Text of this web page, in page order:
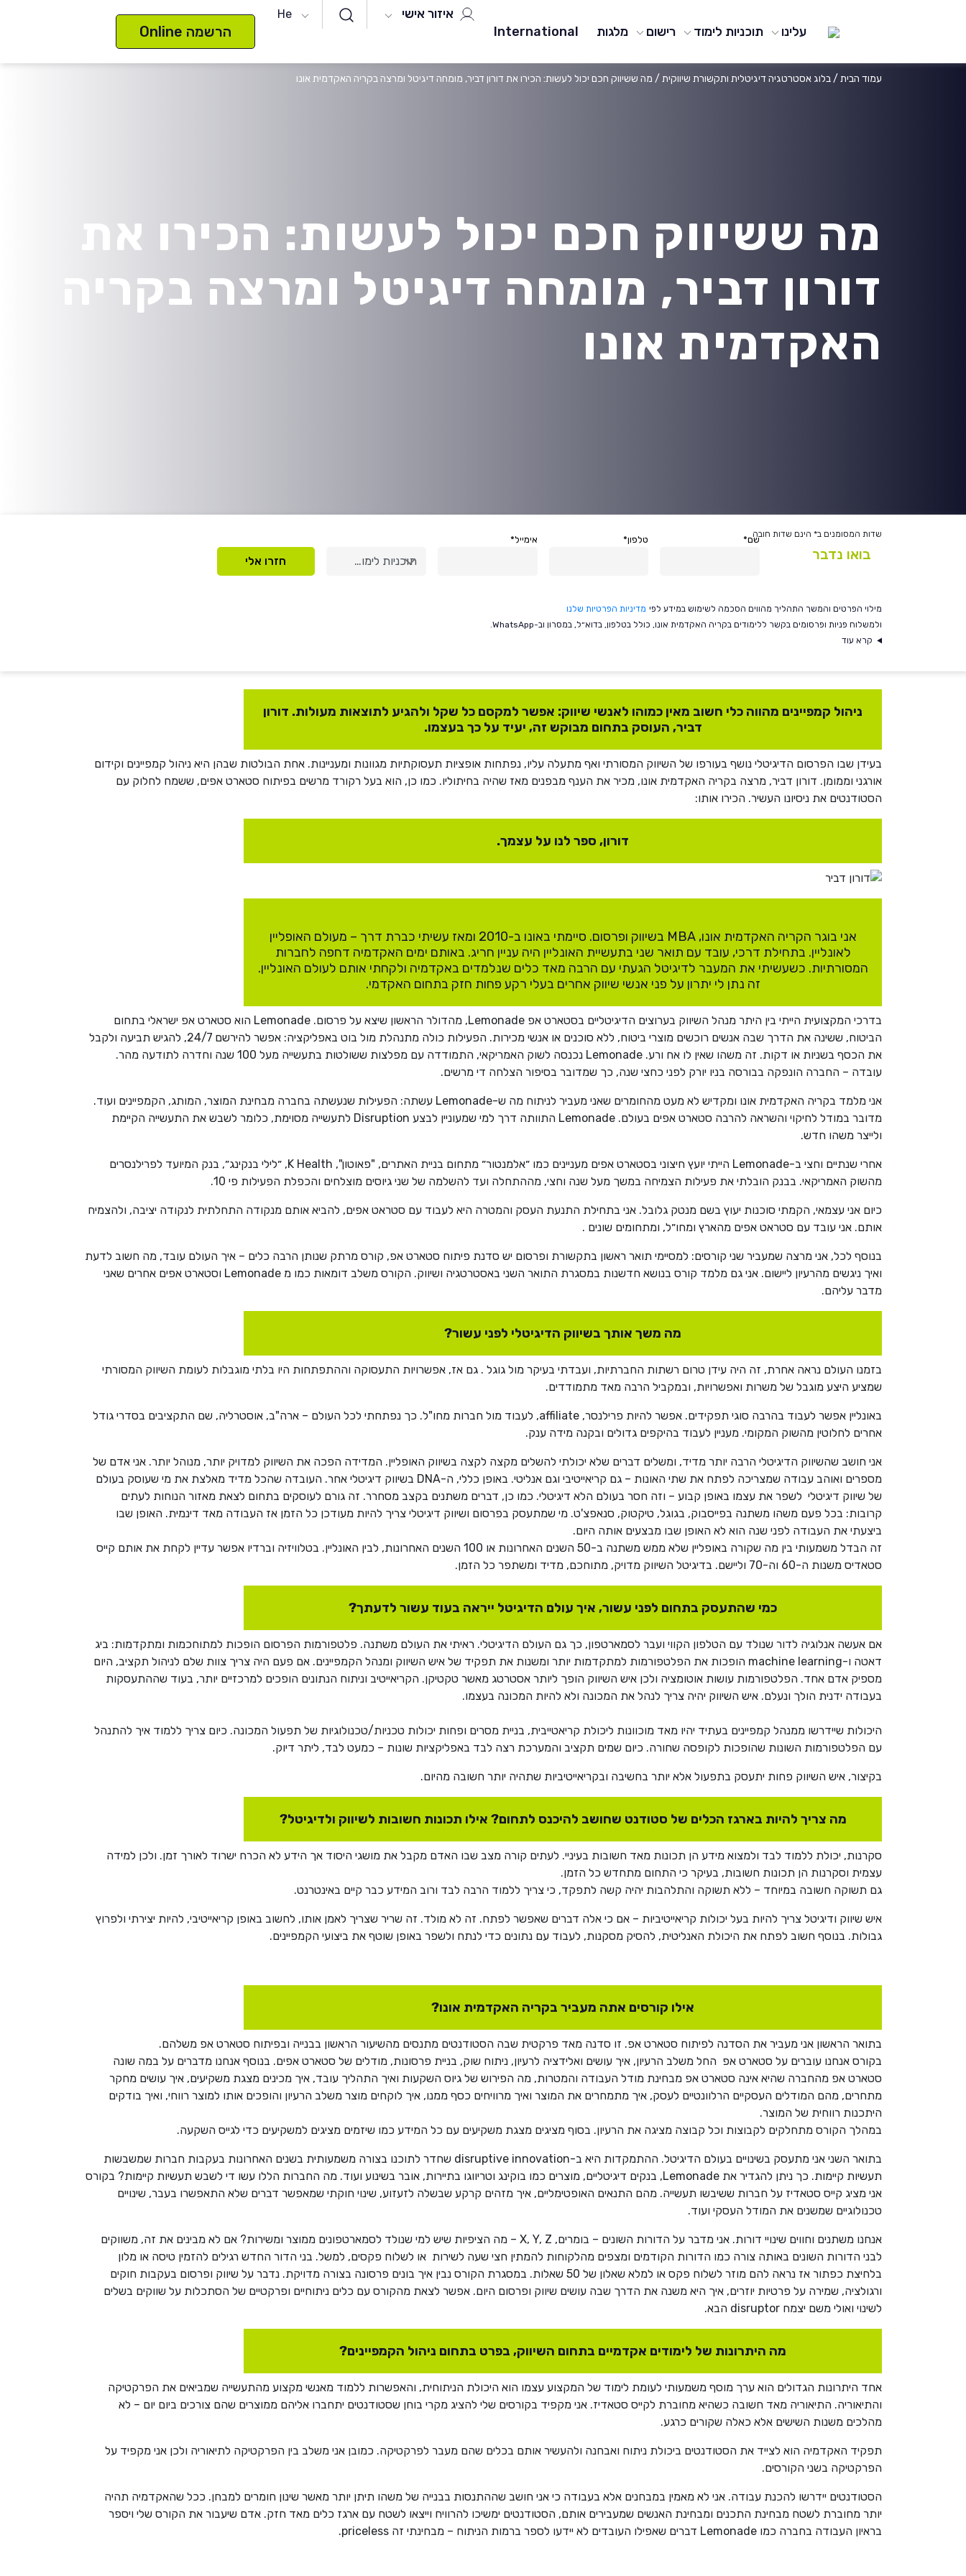
עלינו תוכניות לימוד רישום מלגות International
איזור אישי He
הרשמה Online
עמוד הבית /בלוג אסטרטגיה דיגיטלית ותקשורת שיווקית / מה ששיווק חכם יכול לעשות: הכירו את דורון דביר, מומחה דיגיטל ומרצה בקריה האקדמית אונו
מה ששיווק חכם יכול לעשות: הכירו את
דורון דביר, מומחה דיגיטל ומרצה בקריה
האקדמית אונו
בואו נדבר
שדות המסומנים ב* הינם שדות חובה
בואו נדבר
שם* טלפון* אימייל*
תוכניות לימוד* חזרו אלי
מילוי הפרטים והמשך התהליך מהווים הסכמה לשימוש במידע לפי מדיניות הפרטיות שלנו
ולמשלוח פניות ופרסומים בקשר ללימודים בקריה האקדמית אונו, כולל בטלפון, בדוא״ל, במסרון וב-WhatsApp.
קרא עוד
ניהול קמפיינים מהווה כלי חשוב מאין כמוהו לאנשי שיווק: אפשר למקסם כל שקל ולהגיע לתוצאות מעולות. דורון
דביר, העוסק בתחום מבוקש זה, יעיד על כך בעצמו.
בעידן שבו הפרסום הדיגיטלי נושף בעורפו של השיווק המסורתי ואף מתעלה עליו, נפתחות אופציות תעסוקתיות מגוונות ומעניינות. אחת הבולטות שבהן היא ניהול קמפיינים וקידום
אורגני וממומן. דורון דביר, מרצה בקריה האקדמית אונו, מכיר את הענף מבפנים מאז שהיה בחיתוליו. כמו כן, הוא בעל רקורד מרשים בפיתוח סטארט אפים, ששמח לחלוק עם
הסטודנטים את ניסיונו העשיר. הכירו אותו:
דורון, ספר לנו על עצמך.
אני בוגר הקריה האקדמית אונו, MBA בשיווק ופרסום. סיימתי באונו ב-2010 ומאז עשיתי כברת דרך – מעולם האופליין
לאונליין. בתחילת דרכי, עובד עם תואר שני בתעשיית האונליין היה עניין חריג. באותם ימים האקדמיה דחפה לחברות
המסורתיות. כשעשיתי את המעבר לדיגיטל הגעתי עם הרבה מאד כלים שנלמדים באקדמיה ולקחתי אותם לעולם האונליין.
זה נתן לי יתרון על פני אנשי שיווק אחרים בעלי רקע פחות חזק בתחום האקדמי.
בדרכי המקצועית הייתי בין היתר מנהל השיווק בערוצים הדיגיטליים בסטארט אפ Lemonade, מהדולר הראשון שיצא על פרסום. Lemonade הוא סטארט אפ ישראלי בתחום
הביטוח, ששינה את הדרך שבה אנשים רוכשים מוצרי ביטוח, ללא סוכנים או אנשי מכירות. הפעילות כולה מתנהלת מול בוט באפליקציה: אפשר להירשם 24/7, להגיש תביעה ולקבל
את הכסף בשניות או דקות. זה משהו שאין לו אח ורע. Lemonade נכנסה לשוק האמריקאי, התמודדה עם מפלצות ששולטות בתעשייה מעל 100 שנה וחדרה לתודעה מהר.
עובדה – החברה הונפקה בבורסה בניו יורק לפני כחצי שנה, כך שמדובר בסיפור הצלחה די מרשים.
אני מלמד בקריה האקדמית אונו ומקדיש לא מעט מהחומרים שאני מעביר לניתוח מה ש-Lemonade עשתה: הפעילות שנעשתה בחברה מבחינת המוצר, המותג, הקמפיינים ועוד.
מדובר במודל לחיקוי והשראה להרבה סטארט אפים בעולם. Lemonade התוותה דרך למי שמעוניין לבצע Disruption לתעשייה מסוימת, כלומר לשבש את התעשייה הקיימת
ולייצר משהו חדש.
אחרי שנתיים וחצי ב-Lemonade הייתי יועץ חיצוני בסטארט אפים מעניינים כמו ״אלמנטור״ מתחום בניית האתרים, "פאוטון", K Health, ״לילי בנקינג״, בנק המיועד לפרילנסרים
מהשוק האמריקאי. בבנק הובלתי את פעילות הצמיחה במשך מעל שנה וחצי, מההתחלה ועד להשלמה של שני גיוסים מוצלחים והכפלת הפעילות פי 10.
כיום אני עצמאי, הקמתי סוכנות יעוץ בשם מנטק גלובל. אני בתחילת התנעת העסק והמטרה היא לעבוד עם סטראט אפים, להביא אותם מנקודה התחלתית לנקודה יציבה, ולהצמיח
אותם. אני עובד עם סטראט אפים מהארץ ומחו״ל, ומתחומים שונים .
בנוסף לכל, אני מרצה שמעביר שני קורסים: למסיימי תואר ראשון בתקשורת ופרסום יש סדנת פיתוח סטארט אפ, קורס מרתק שנותן הרבה כלים – איך העולם עובד, מה חשוב לדעת
ואיך ניגשים מהרעיון ליישום. אני גם מלמד קורס בנושא חדשנות במסגרת התואר השני באסטרטגיה ושיווק. הקורס משלב דומאות כמו מ Lemonade וסטארט אפים אחרים שאני
מדבר עליהם.
מה משך אותך בשיווק הדיגיטלי לפני עשור?
בזמנו העולם נראה אחרת, זה היה עידן טרום רשתות החברתיות, ועבדתי בעיקר מול גוגל . גם אז, אפשרויות התעסוקה וההתפתחות היו בלתי מוגבלות לעומת השיווק המסורתי
שמציע היצע מוגבל של משרות ואפשרויות, ובמקביל הרבה מאד מתמודדים.
באונליין אפשר לעבוד בהרבה סוגי תפקידים. אפשר להיות פרילנסר, affiliate, לעבוד מול חברות מחו"ל. כך נפתחתי לכל העולם – ארה"ב, אוסטרליה, שם התקציבים בסדרי גודל
אחרים לחלוטין מהשוק המקומי. מעניין לעבוד בהיקפים גדולים ובקנה מידה ענק.
אני חושב שהשיווק הדיגיטלי הרבה יותר מדיד, ומשלים דברים שלא יכולתי להשלים מקצה לקצה בשיווק האופליין. המדידה הפכה את השיווק למדויק יותר, מנוהל יותר. אני אדם של
מספרים ואוהב עבודה שמצריכה לפתח את שתי האונות – גם קריאייטיבי וגם אנליטי. באופן כללי, ה-DNA בשיווק דיגיטלי אחר. העובדה שהכל מדיד מאלצת את מי שעוסק בעולם
של שיווק דיגיטלי לשפר את עצמו באופן קבוע – וזה חסר בעולם הלא דיגיטלי. כמו כן, דברים משתנים בקצב מסחרר. זה גורם לעוסקים בתחום לצאת מאזור הנוחות לעתים
קרובות: בכל פעם משהו משתנה בפייסבוק, בגוגל, טיקטוק, סנאפצ'ט. מי שמתעסק בפרסום ושיווק דיגיטלי צריך להיות מעודכן כל הזמן אז העבודה מאד דינמית. האופן שבו
ביצעתי את העבודה לפני שנה הוא לא האופן שבו מבצעים אותה היום.
זה הבדל משמעותי בין מה שקורה באופליין שלא ממש משתנה ב-50 השנים האחרונות או 100 השנים האחרונות, לבין האונליין. בטלוויזיה וברדיו אפשר עדיין לקחת את אותם קייס
סטאדיס משנות ה-60 וה-70 וליישם. בדיגיטל השיווק מדויק, מתוחכם, מדיד ומשתפר כל הזמן.
כמי שהתעסק בתחום לפני עשור, איך עולם הדיגיטל ייראה בעוד עשור לדעתך?
אם אעשה אנלוגיה לדור שנולד עם הטלפון הקווי ועבר לסמארטפון, כך גם העולם הדיגיטלי. ראיתי את העולם משתנה. פלטפורמות הפרסום הופכות למתוחכמות ומתקדמות: ביג
דאטה ו-machine learning הופכות את הפלטפורמות למתקדמות יותר ומשנות את תפקיד של איש השיווק ומנהל הקמפיינים. אם פעם היה צריך צוות שלם לניהול תקציב, היום
מספיק אדם אחד. הפלטפורמות עושות אוטומציה ולכן איש השיווק הופך ליותר אסטרטג מאשר טקטיקן. הקריאייטיב וניתוח הנתונים הופכים למרכזיים יותר, בעוד שההתעסקות
בעבודה ידנית הולך ונעלם. איש השיווק יהיה צריך לנהל את המכונה ולא להיות המכונה בעצמו.
היכולות שיידרשו ממנהל קמפיינים בעתיד יהיו מאד מוכוונות ליכולת קריאטייבית, בניית מסרים ופחות יכולות טכניות/טכנולוגיות של תפעול המכונה. כיום צריך ללמוד איך להתנהל
עם הפלטפורמות השונות שהופכות לקופסה שחורה. כיום שמים תקציב והמערכת רצה לבד באפליקציות שונות – כמעט לבד, ליתר דיוק.
בקיצור, איש השיווק פחות יתעסק בתפעול אלא יותר בחשיבה ובקריאייטיביות שתהיה יותר חשובה מהיום.
מה צריך להיות בארגז הכלים של סטודנט שחושב להיכנס לתחום? אילו תכונות חשובות לשיווק ולדיגיטל?
סקרנות, יכולת ללמוד לבד ולמצוא מידע הן תכונות מאד חשובות בעיניי. לעתים קורה מצב שבו האדם מקבל את מושגי היסוד אך הידע לא הכרח ישרוד לאורך זמן. ולכן למידה
עצמית וסקרנות הן תכונות חשובות, בעיקר כי התחום מתחדש כל הזמן.
גם תשוקה חשובה במיוחד – ללא תשוקה והתלהבות יהיה קשה לתפקד, כי צריך ללמוד הרבה לבד ורוב המידע כבר קיים באינטרנט.
איש שיווק ודיגיטל צריך להיות בעל יכולות קריאייטיביות – אם כי אלה דברים שאפשר לפתח. זה לא מולד. זה שריר שצריך לאמן אותו, לחשוב באופן קריאייטיבי, להיות יצירתי ולפרוץ
גבולות. בנוסף חשוב לפתח את היכולת האנליטית, להסיק מסקנות, לעבוד עם נתונים כדי לנתח ולשפר באופן שוטף את ביצועי הקמפיינים.
אילו קורסים אתה מעביר בקריה האקדמית אונו?
בתואר הראשון אני מעביר את הסדנה לפיתוח סטארט אפ. זו סדנה מאד פרקטית שבה הסטודנטים מתנסים מהשיעור הראשון בבנייה ובפיתוח סטארט אפ משלהם.
בקורס אנחנו עוברים על סטארט אפ החל משלב הרעיון, איך עושים ואלידציה לרעיון, ניתוח שוק, בניית פרסונות, מודלים של סטארט אפים. בנוסף אנחנו מדברים על במה שונה
סטארט אפ מהחברה שהיא אינה סטארט אפ מבחינת מודל העבודה והמטרות, מה הפירוש של גיוס השקעות ואיך התהליך עובד, איך מכינים מצגת משקיעים, איך עושים מחקר
מתחרים, מהם המודלים העסקיים הרלוונטיים לעסק, איך מתמחרים את המוצר ואיך מרוויחים כסף ממנו, איך לוקחים מוצר משלב הרעיון והופכים אותו למוצר רווחי, ואיך בודקים
היתכנות רווחית של המוצר.
במהלך הקורס מתחלקים לקבוצות וכל קבוצה מציגה את הרעיון. בסוף מציגים מצגת משקיעים עם כל המידע כמו שיזמים מציגים למשקיעים כדי לגייס השקעה.
בתואר השני אני מתעסק בשינויים בעולם הדיגיטל. ההתמקדות היא ב-disruptive innovation שחדר לתוכנו בצורה משמעותית בשנים האחרונות בעקבות חברות שמשבשות
תעשיות קיימות. כך ניתן להגדיר את Lemonade, בנקים דיגיטליים, מוצרים כמו בוקינג וטריווגו בתיירות, אובר בשינוע ועוד. מה החברות הללו עשו די לשבש תעשיות קיימות? בקורס
אני מציג קייס סטאדיז על חברות ששיבשו תעשייה. מהם התנאים האופטימליים, איך מזהים קרקע שבשלה לזעזוע, שינוי חוקתי שמאפשר דברים שלא התאפשרו בעבר, שינויים
טכנולוגיים שמשנים את המודל העסקי ועוד.
אנחנו משתנים וחווים שינויי דורות. אני מדבר על הדורות השונים – בומרים, X, Y, Z – מה הציפיות שיש למי שנולד לסמארטפונים ממוצר ומשירות? אם לא מבינים את זה, משווקים
לבני הדורות השונים באותה צורה כמו הדורות הקודמים ומצפים מהלקוחות להמתין חצי שעה לשירות או לשלוח פקסים, למשל. בני הדור החדש רגילים להזמין טיסה או מלון
בלחיצת כפתור אז נראה להם מוזר לשלוח פקס או למלא שאלון של 50 שאלות. במסגרת הקורס נבין איך בונים פרסונה בצורה מדויקת. נדבר על שיווק ופרסום בעקבות חוקים
ורגולציה, שמירה על פרטיות יוזרים, איך היא משנה את הדרך שבה עושים שיווק ופרסום היום. אפשר לצאת מהקורס עם כלים ניתוחיים ופרקטיים של הסתכלות על שווקים בשלים
לשינוי ואולי משם יצמח disruptor הבא.
מה היתרונות של לימודים אקדמיים בתחום השיווק, בפרט בתחום ניהול הקמפיינים?
אחד היתרונות הגדולים הוא ערך מוסף משמעותי לעומת לימוד של המקצוע עצמו הוא היכולת הניתוחית, והאפשרות ללמוד מאנשי מקצוע מהתעשייה שמביאים את הפרקטיקה
והתיאוריה. התיאוריה מאד חשובה כשהיא מחוברת לקייס סטאדיז. אני מקפיד בקורסים שלי להציג מקרי בוחן שסטודנטים יתחברו אליהם ממוצרים שהם צורכים ביום יום – לא
מהלכים משנות השישים אלא כאלה שקורים כרגע.
תפקיד האקדמיה הוא לצייד את הסטודנטים ביכולת ניתוח ואבחנה ולהעשיר אותם בכלים שהם מעבר לפרקטיקה. כמובן אני משלב בין הפרקטיקה לתיאוריה ולכן אני מקפיד על
הפרקטיקה בשני הקורסים.
הסטודנטים יידרשו להכנת עבודה. אני לא מאמין במבחנים אלא בעבודה כי אני חושב שההתנסות בבנייה של משהו תיתן יותר מאשר שינון חומרים למבחן. ככל שהאקדמיה תהיה
יותר מחוברת לשטח מבחינת התכנים ומבחינת האנשים שמעבירים אותם, הסטודנטים ימשיכו להרוויח וייצאו לשטח עם ארגז כלים מאד חזק. אדם שיעבור את הקורס שלי ויספר
בראיון העבודה בחברה כמו Lemonade דברים שאפילו העובדים לא יידעו לספר ברמות הניתוח – מבחינתי זה priceless.